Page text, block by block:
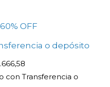
60% OFF
o depósito
con Transferencia o